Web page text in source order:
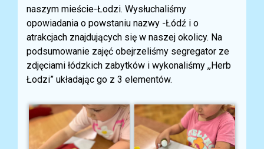
naszym mieście-Łodzi. Wysłuchaliśmy
opowiadania o powstaniu nazwy -Łódź i o
atrakcjach znajdujących się w naszej okolicy. Na
podsumowanie zajęć obejrzeliśmy segregator ze
zdjęciami łódzkich zabytków i wykonaliśmy ,,Herb
Łodzi” układając go z 3 elementów.